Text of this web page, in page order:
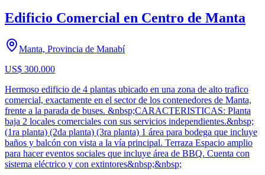
Edificio Comercial en Centro de Manta
Manta, Provincia de Manabí
US$ 300.000
Hermoso edificio de 4 plantas ubicado en una zona de alto trafico
comercial, exactamente en el sector de los contenedores de Manta,
frente a la parada de buses. &nbsp;CARACTERISTICAS: Planta
baja 2 locales comerciales con sus servicios independientes.&nbsp;
(1ra planta) (2da planta) (3ra planta) 1 área para bodega que incluye
baños y balcón con vista a la vía principal. Terraza Espacio amplio
para hacer eventos sociales que incluye área de BBQ. Cuenta con
sistema eléctrico y con extintores&nbsp;&nbsp;